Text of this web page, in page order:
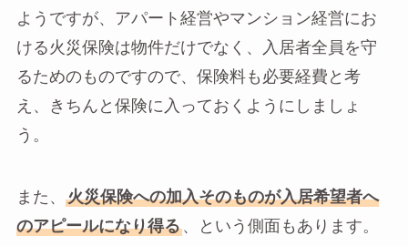
ようですが、アパート経営やマンション経営にお
ける火災保険は物件だけでなく、入居者全員を守
るためのものですので、保険料も必要経費と考
え、きちんと保険に入っておくようにしましょ
う。
また、
火災保険への加入そのものが入居希望者へ
のアピールになり得る、という側面もあります。